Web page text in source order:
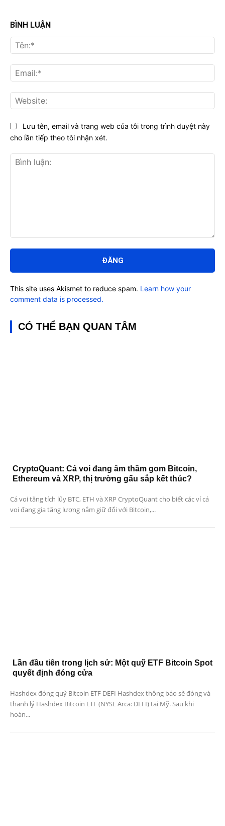
BÌNH LUẬN
luận:
Lưu tên, email và trang web của tôi trong trình duyệt này
cho lần tiếp theo tôi nhận xét.
This site uses Akismet to reduce spam. Learn how your
comment data is processed.
CÓ THỂ BẠN QUAN TÂM
CryptoQuant: Cá voi đang âm thầm gom Bitcoin,
Ethereum và XRP, thị trường gấu sắp kết thúc?
Cá voi tăng tích lũy BTC, ETH và XRP CryptoQuant cho biết các ví cá
voi đang gia tăng lượng nắm giữ đối với Bitcoin,...
Lần đầu tiên trong lịch sử: Một quỹ ETF Bitcoin Spot
quyết định đóng cửa
Hashdex đóng quỹ Bitcoin ETF DEFI Hashdex thông báo sẽ đóng và
thanh lý Hashdex Bitcoin ETF (NYSE Arca: DEFI) tại Mỹ. Sau khi
hoàn...